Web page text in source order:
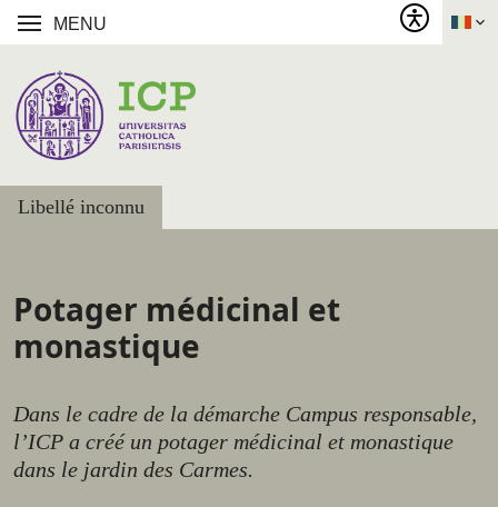
MENU
Libellé inconnu
Potager médicinal et
monastique
Dans le cadre de la démarche Campus responsable,
l’ICP a créé un potager médicinal et monastique
dans le jardin des Carmes.